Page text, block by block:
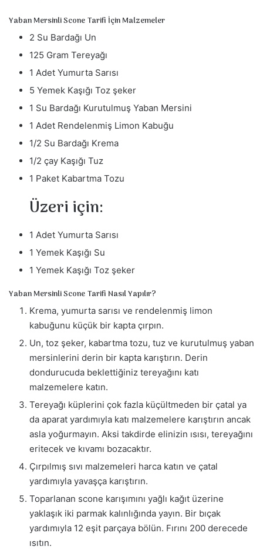
Yaban Mersinli Scone Tarifi İçin Malzemeler
2 Su Bardağı Un
125 Gram Tereyağı
1 Adet Yumurta Sarısı
5 Yemek Kaşığı Toz şeker
1 Su Bardağı Kurutulmuş Yaban Mersini
1 Adet Rendelenmiş Limon Kabuğu
1/2 Su Bardağı Krema
1/2 çay Kaşığı Tuz
1 Paket Kabartma Tozu
Üzeri için:
1 Adet Yumurta Sarısı
1 Yemek Kaşığı Su
1 Yemek Kaşığı Toz şeker
Yaban Mersinli Scone Tarifi Nasıl Yapılır?
Krema, yumurta sarısı ve rendelenmiş limon
kabuğunu küçük bir kapta çırpın.
Un, toz şeker, kabartma tozu, tuz ve kurutulmuş yaban
mersinlerini derin bir kapta karıştırın. Derin
dondurucuda beklettiğiniz tereyağını katı
malzemelere katın.
Tereyağı küplerini çok fazla küçültmeden bir çatal ya
da aparat yardımıyla katı malzemelere karıştırın ancak
asla yoğurmayın. Aksi takdirde elinizin ısısı, tereyağını
eritecek ve kıvamı bozacaktır.
Çırpılmış sıvı malzemeleri harca katın ve çatal
yardımıyla yavaşça karıştırın.
Toparlanan scone karışımını yağlı kağıt üzerine
yaklaşık iki parmak kalınlığında yayın. Bir bıçak
yardımıyla 12 eşit parçaya bölün. Fırını 200 derecede
ısıtın.